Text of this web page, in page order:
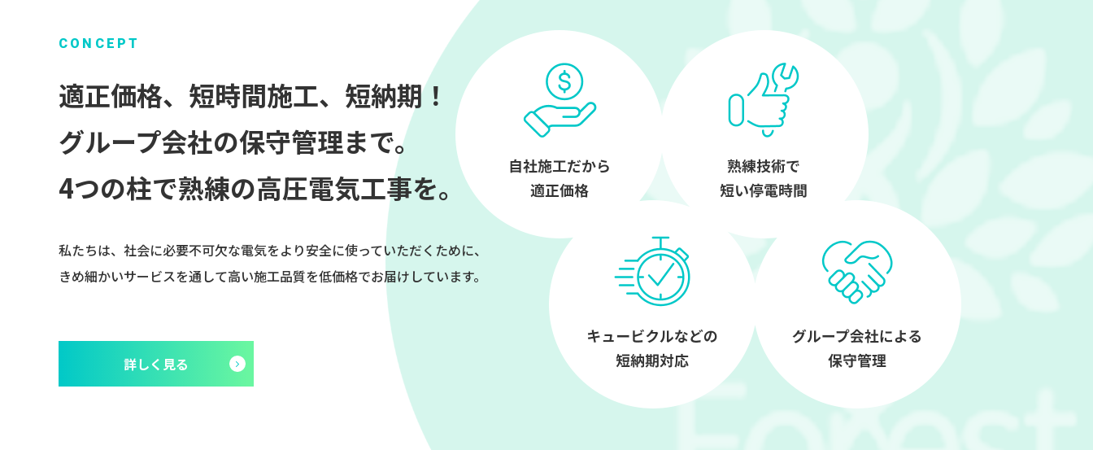
CONCEPT
適正価格、短時間施工、短納期！
グループ会社の保守管理まで。
4つの柱で熟練の高圧電気工事を。
私たちは、社会に必要不可欠な電気をより安全に使っていただくために、
きめ細かいサービスを通して高い施工品質を低価格でお届けしています。
詳しく見る